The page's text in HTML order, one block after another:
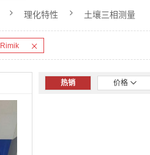
理化特性 土壤三相测量
热销 价格